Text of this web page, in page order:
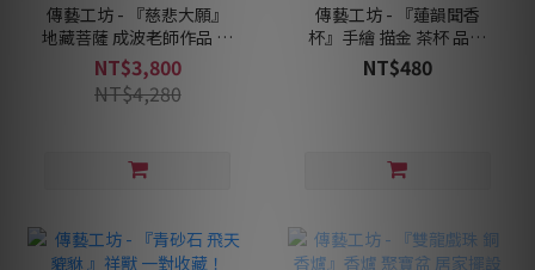
傳藝工坊 - 『慈悲大願』
地藏菩薩 成波老師作品 地
藏王
NT$3,800
NT$4,280
傳藝工坊 - 『蓮韻聞香
杯』手繪 描金 茶杯 品茗
聞香
NT$480